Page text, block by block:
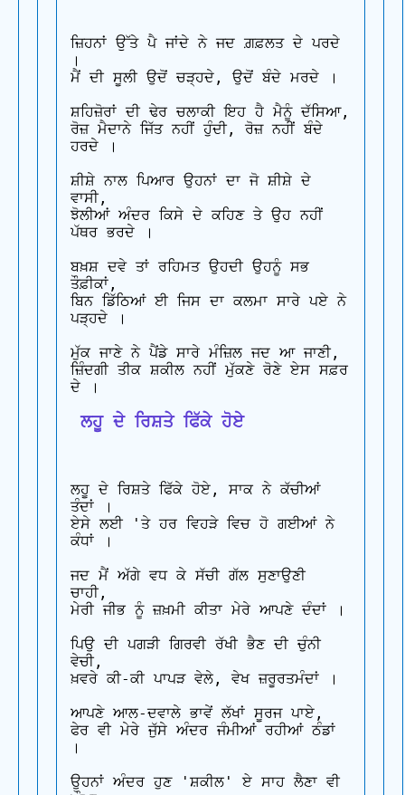
ਜ਼ਿਹਨਾਂ ਉੱਤੇ ਪੈ ਜਾਂਦੇ ਨੇ ਜਦ ਗ਼ਫ਼ਲਤ ਦੇ ਪਰਦੇ
।
ਮੈਂ ਦੀ ਸੂਲੀ ਉਦੋਂ ਚੜ੍ਹਦੇ, ਉਦੋਂ ਬੰਦੇ ਮਰਦੇ ।
ਸ਼ਹਿਜ਼ੋਰਾਂ ਦੀ ਢੇਰ ਚਲਾਕੀ ਇਹ ਹੈ ਮੈਨੂੰ ਦੱਸਿਆ,
ਰੋਜ਼ ਮੈਦਾਨੇ ਜਿੱਤ ਨਹੀਂ ਹੁੰਦੀ, ਰੋਜ਼ ਨਹੀਂ ਬੰਦੇ
ਹਰਦੇ ।
ਸ਼ੀਸ਼ੇ ਨਾਲ ਪਿਆਰ ਉਹਨਾਂ ਦਾ ਜੋ ਸ਼ੀਸ਼ੇ ਦੇ
ਵਾਸੀ,
ਝੋਲੀਆਂ ਅੰਦਰ ਕਿਸੇ ਦੇ ਕਹਿਣ ਤੇ ਉਹ ਨਹੀਂ
ਪੱਥਰ ਭਰਦੇ ।
ਬਖ਼ਸ਼ ਦਵੇ ਤਾਂ ਰਹਿਮਤ ਉਹਦੀ ਉਹਨੂੰ ਸਭ
ਤੌਫ਼ੀਕਾਂ,
ਬਿਨ ਡਿੱਠਿਆਂ ਈ ਜਿਸ ਦਾ ਕਲਮਾ ਸਾਰੇ ਪਏ ਨੇ
ਪੜ੍ਹਦੇ ।
ਮੁੱਕ ਜਾਣੇ ਨੇ ਪੈਂਡੇ ਸਾਰੇ ਮੰਜ਼ਿਲ ਜਦ ਆ ਜਾਣੀ,
ਜ਼ਿੰਦਗੀ ਤੀਕ ਸ਼ਕੀਲ ਨਹੀਂ ਮੁੱਕਣੇ ਰੋਣੇ ਏਸ ਸਫ਼ਰ
ਲਹੂ ਦੇ ਰਿਸ਼ਤੇ ਫਿੱਕੇ ਹੋਏ
ਲਹੂ ਦੇ ਰਿਸ਼ਤੇ ਫਿੱਕੇ ਹੋਏ, ਸਾਕ ਨੇ ਕੱਚੀਆਂ
ਤੰਦਾਂ ।
ਏਸੇ ਲਈ 'ਤੇ ਹਰ ਵਿਹੜੇ ਵਿਚ ਹੋ ਗਈਆਂ ਨੇ
ਕੰਧਾਂ ।
ਜਦ ਮੈਂ ਅੱਗੇ ਵਧ ਕੇ ਸੱਚੀ ਗੱਲ ਸੁਣਾਉਣੀ
ਚਾਹੀ,
ਮੇਰੀ ਜੀਭ ਨੂੰ ਜ਼ਖ਼ਮੀ ਕੀਤਾ ਮੇਰੇ ਆਪਣੇ ਦੰਦਾਂ ।
ਪਿਉ ਦੀ ਪਗੜੀ ਗਿਰਵੀ ਰੱਖੀ ਭੈਣ ਦੀ ਚੁੰਨੀ
ਵੇਚੀ,
ਖ਼ਵਰੇ ਕੀ-ਕੀ ਪਾਪੜ ਵੇਲੇ, ਵੇਖ ਜ਼ਰੂਰਤਮੰਦਾਂ ।
ਆਪਣੇ ਆਲ-ਦਵਾਲੇ ਭਾਵੇਂ ਲੱਖਾਂ ਸੂਰਜ ਪਾਏ,
ਫੇਰ ਵੀ ਮੇਰੇ ਜੁੱਸੇ ਅੰਦਰ ਜੰਮੀਆਂ ਰਹੀਆਂ ਠੰਡਾਂ
।
ਉਹਨਾਂ ਅੰਦਰ ਹੁਣ 'ਸ਼ਕੀਲ' ਏ ਸਾਹ ਲੈਣਾ ਵੀ